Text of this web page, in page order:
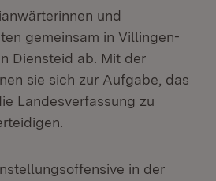
und
gemeinsam in Villingen-
Diensteid ab. Mit der
sie sich zur Aufgabe, das
Landesverfassung zu
in der